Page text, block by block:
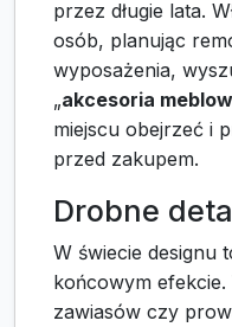
przez długie lata.
osób, planując
wyposażenia,
„akcesoria
miejscu obejrzeć i
przed zakupem.
Drobne
W świecie designu
końcowym
zawiasów czy